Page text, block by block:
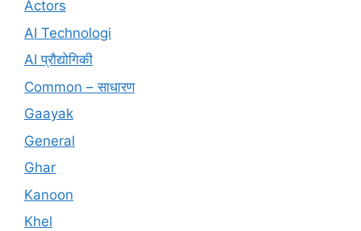
Actors
AI Technologi
AI प्रौद्योगिकी
Common – साधारण
Gaayak
General
Ghar
Kanoon
Khel